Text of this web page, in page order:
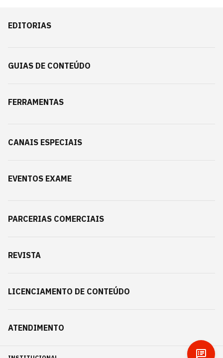
EDITORIAS
GUIAS DE CONTEÚDO
FERRAMENTAS
CANAIS ESPECIAIS
EVENTOS EXAME
PARCERIAS COMERCIAIS
REVISTA
LICENCIAMENTO DE CONTEÚDO
ATENDIMENTO